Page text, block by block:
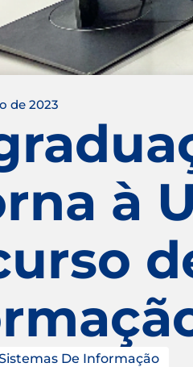
de 2023
à
De Informação